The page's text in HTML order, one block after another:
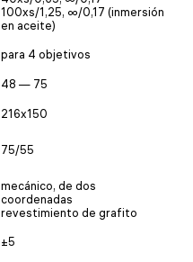
100xs/1,25, ∞/0,17 (inmersión
en aceite)
para 4 objetivos
48 — 75
216х150
75/55
mecánico, de dos
coordenadas
revestimiento de grafito
±5